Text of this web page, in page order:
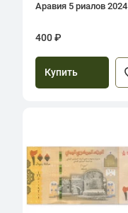
Аравия 5 риалов 2024
400 ₽
Купить